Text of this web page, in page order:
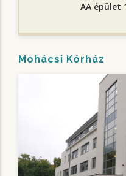
AA épület
Mohácsi Kórház